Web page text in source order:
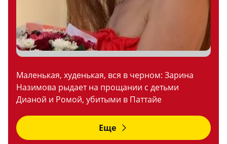
Маленькая, худенькая, вся в черном: Зарина
Назимова рыдает на прощании с детьми
Дианой и Ромой, убитыми в Паттайе
Еще